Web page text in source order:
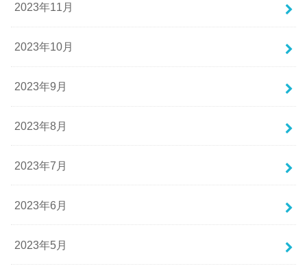
2023年11月
2023年10月
2023年9月
2023年8月
2023年7月
2023年6月
2023年5月